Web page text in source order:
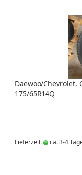
Daewoo/
175/65R14Q
Lieferzeit: ca. 3-4